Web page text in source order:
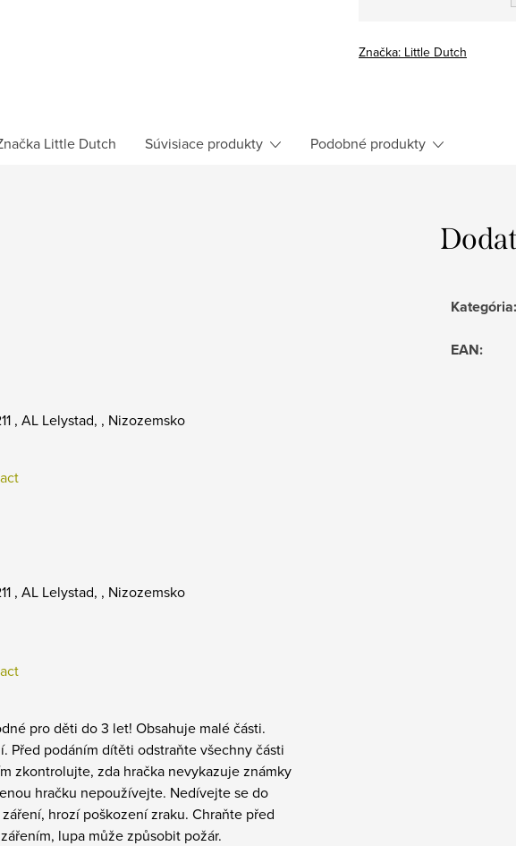
Značka: Little Dutch
Little Dutch Súvisiace produkty Podobné produkty
, AL Lelystad, , Nizozemsko
, AL Lelystad, , Nizozemsko
pro děti do 3 let! Obsahuje malé části.
Před podáním dítěti odstraňte všechny části
zkontrolujte, zda hračka nevykazuje známky
hračku nepoužívejte. Nedívejte se do
hrozí poškození zraku. Chraňte před
lupa může způsobit požár.
Kategória:
EAN: